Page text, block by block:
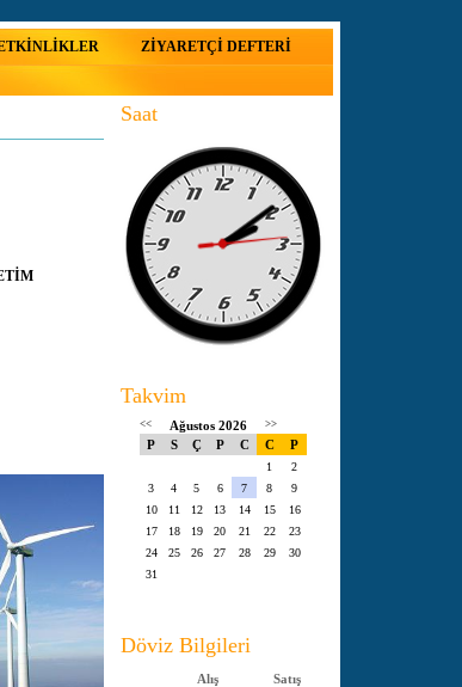
ZİYARETÇİ DEFTERİ
Saat
Takvim
<< Ağustos 2026 >>
P S Ç P C C P
1
2
3
4 5 6 7 8
9
10
11 12 13 14 15
16
17
18 19 20 21 22
23
24
25 26 27 28 29
30
31
Döviz Bilgileri
Alış
Satış